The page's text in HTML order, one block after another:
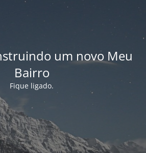
um novo Meu
Bairro
Fique ligado.